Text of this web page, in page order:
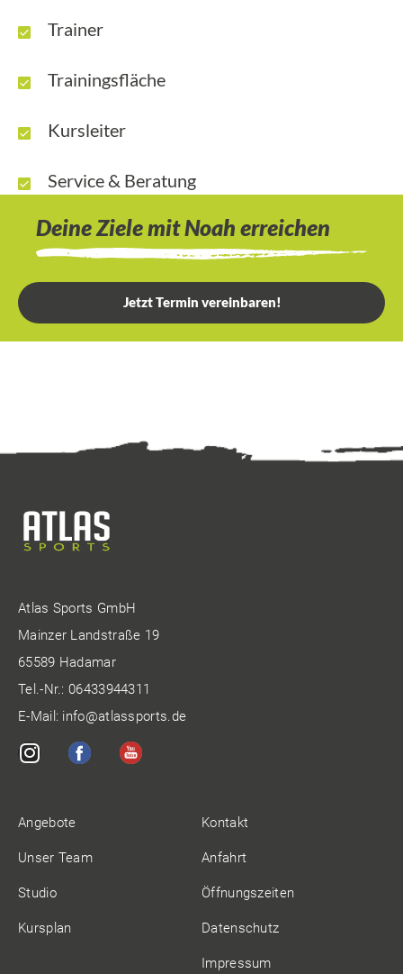
Trainer
Trainingsfläche
Kursleiter
Service & Beratung
Deine Ziele mit Noah erreichen
Jetzt Termin vereinbaren!
Atlas Sports GmbH
Mainzer Landstraße 19
65589 Hadamar
Tel.-Nr.: 06433944311
E-Mail: info@atlassports.de
Angebote
Unser Team
Studio
Kursplan
Kontakt
Anfahrt
Öffnungszeiten
Datenschutz
Impressum